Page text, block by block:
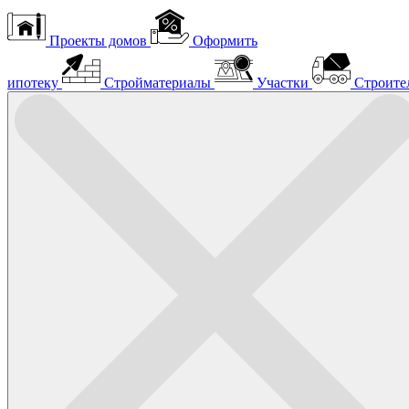
Проекты домов Оформить
ипотеку Стройматериалы Участки